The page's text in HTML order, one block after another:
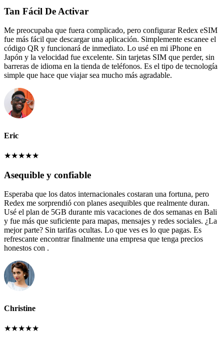
Tan Fácil De Activar
Me preocupaba que fuera complicado, pero configurar Redex eSIM
fue más fácil que descargar una aplicación. Simplemente escanee el
código QR y funcionará de inmediato. Lo usé en mi iPhone en
Japón y la velocidad fue excelente. Sin tarjetas SIM que perder, sin
barreras de idioma en la tienda de teléfonos. Es el tipo de tecnología
simple que hace que viajar sea mucho más agradable.
Eric
★★★★★
Asequible y confiable
Esperaba que los datos internacionales costaran una fortuna, pero
Redex me sorprendió con planes asequibles que realmente duran.
Usé el plan de 5GB durante mis vacaciones de dos semanas en Bali
y fue más que suficiente para mapas, mensajes y redes sociales. ¿La
mejor parte? Sin tarifas ocultas. Lo que ves es lo que pagas. Es
refrescante encontrar finalmente una empresa que tenga precios
honestos con .
Christine
★★★★★